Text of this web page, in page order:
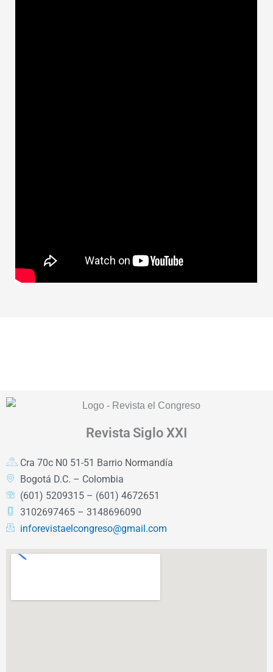
Revista Siglo XXI
Cra 70c N0 51-51 Barrio Normandía
Bogotá D.C. – Colombia
(601) 5209315 – (601) 4672651
3102697465 – 3148696090
inforevistaelcongreso@gmail.com